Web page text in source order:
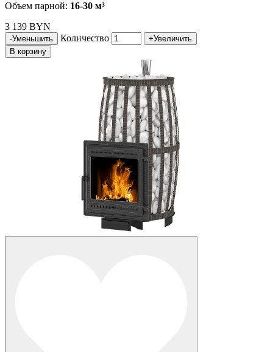
Объем парной: 16-30 м³
3 139 BYN
-Уменьшить Количество +Увеличить
В корзину